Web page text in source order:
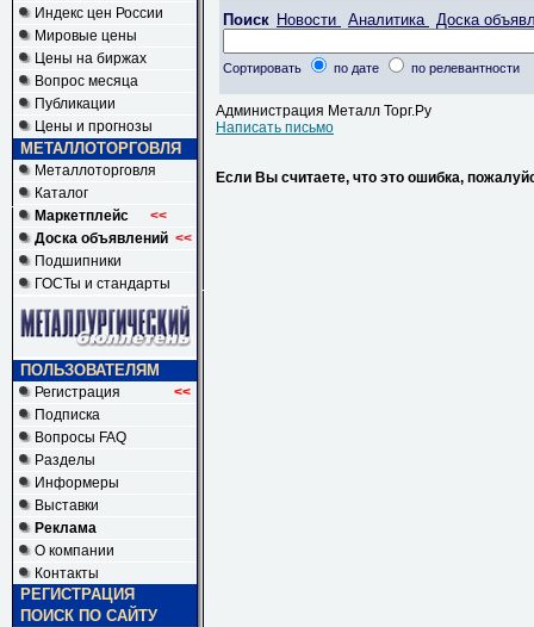
Индекс цен России
Мировые цены
Цены на биржах
Вопрос месяца
Публикации
Цены и прогнозы
МЕТАЛЛОТОРГОВЛЯ
Металлоторговля
Каталог
Маркетплейс
<<
Доска объявлений <<
Подшипники
ГОСТы и стандарты
ПОЛЬЗОВАТЕЛЯМ
Регистрация <<
Подписка
Вопросы FAQ
Разделы
Информеры
Выставки
Реклама
О компании
Контакты
РЕГИСТРАЦИЯ
ПОИСК ПО САЙТУ
Поиск Новости Аналитика Доска
Сортировать по дате по релевантности
Администрация Металл Торг.Ру
Написать письмо
Если Вы считаете, что это ошибка,